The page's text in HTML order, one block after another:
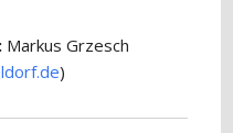
Markus Grzesch
)